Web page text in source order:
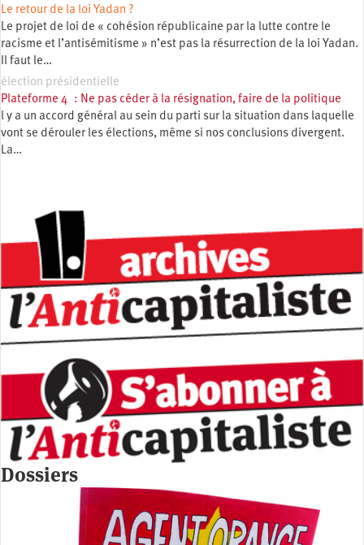
Le retour de la loi Yadan ?
Le projet de loi de « cohésion républicaine par la lutte contre le
racisme et l’antisémitisme » n’est pas la résurrection de la loi Yadan.
Il faut le…
élection présidentielle
Plateforme 4 : Ne pas céder à la résignation, faire de la politique
l y a un accord général au sein du parti sur la situation dans laquelle
vont se dérouler les élections, même si nos conclusions divergent.
La…
Dossiers